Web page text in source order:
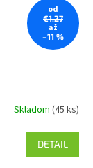
od
€1,27
až
–11 %
Skladom (45 ks)
DETAIL